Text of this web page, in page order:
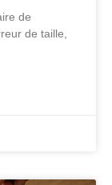
de
de taille,